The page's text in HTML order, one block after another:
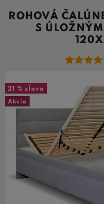
ROHOVÁ
S
21 % zľava
Akcia